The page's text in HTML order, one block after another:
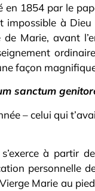
1854 par le
à Dieu
Marie, avant
façon
sanctum
– celui qui
à partir
personnelle
Marie au